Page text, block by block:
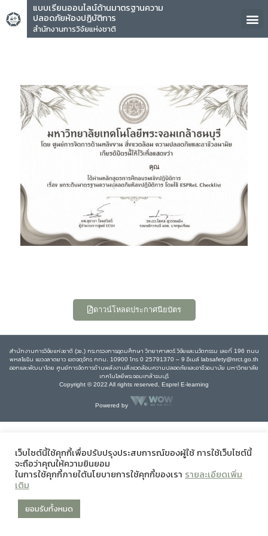
แบบเรียนออนไลน์ด้านมาตรฐานความ
ปลอดภัยห้องปฏิบัติการ
สำนักงานการวิจัยแห่งชาติ
คุณ
ดาวน์โหลดประกาศนียบัตร
สำนักงานการวิจัยแห่งชาติ (วช.) กระทรวงการอุดมศึกษา วิทยาศาสตร์ วิจัยและนวัตกรรม เลขที่ 196 ถนน
พหลโยธิน แขวงลาดยาว เขตจตุจักร กทม. 10900 โทร 0 25791370 – 9 อีเมล์ labsafety@nrct.go.th
ออกและพัฒนาโดย ศูนย์การจัดการด้านพลังงานสิ่งแวดล้อมความปลอดภัยและอาชีวอนามัย มหาวิทยาลัย
เทคโนโลยีพระจอมเกล้าธนบุรี
Copyright © 2022 All rights reserved, Esprel E-learning
Powered by
เว็บไซต์นี้ใช้คุกกี้เพื่อปรับปรุงประสบการณ์ของผู้ใช้ การใช้เว็บไซต์นี้
จะถือว่าคุณให้ความยินยอม
ในการใช้คุกกี้ภายใต้นโยบายการใช้คุกกี้ของเรา รายละเอียดเพิ่ม
เติม
ยอมรับทั้งหมด